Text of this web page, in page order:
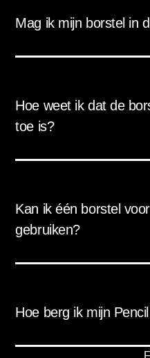
Mag ik mijn borstel in
Hoe weet ik dat de
toe is?
Kan ik één borstel
gebruiken?
Hoe berg ik mijn